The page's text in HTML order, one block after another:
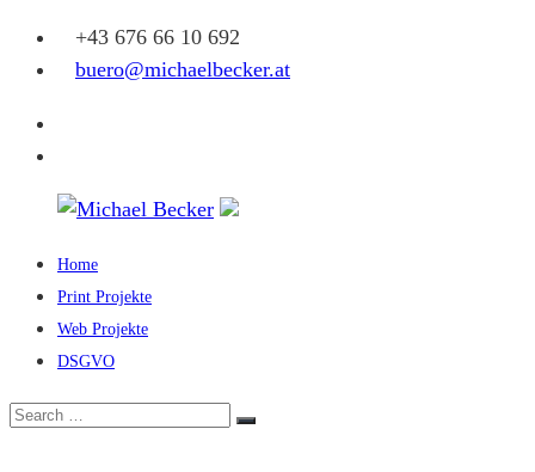
Skip
+43 676 66 10 692
buero@michaelbecker.at
Michael
Becker
Eine
weitere
WordPress-
Home
Print Projekte
Web Projekte
DSGVO
Search
Search